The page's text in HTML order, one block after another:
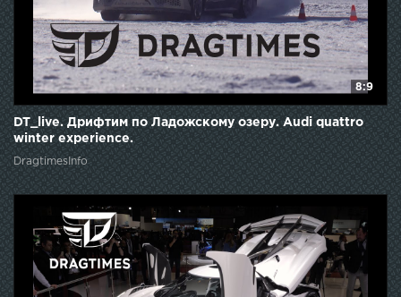
8:9
DT_live. Дрифтим по Ладожскому озеру. Audi quattro
winter experience.
DragtimesInfo